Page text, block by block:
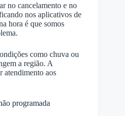
no cancelamento e no
nos aplicativos de
hora é que somos
como chuva ou
a região. A
atendimento aos
programada